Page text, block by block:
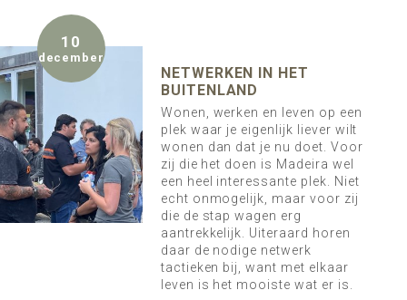
10
december
NETWERKEN IN HET
BUITENLAND
Wonen, werken en leven op een
plek waar je eigenlijk liever wilt
wonen dan dat je nu doet. Voor
zij die het doen is Madeira wel
een heel interessante plek. Niet
echt onmogelijk, maar voor zij
die de stap wagen erg
aantrekkelijk. Uiteraard horen
daar de nodige netwerk
tactieken bij, want met elkaar
leven is het mooiste wat er is.